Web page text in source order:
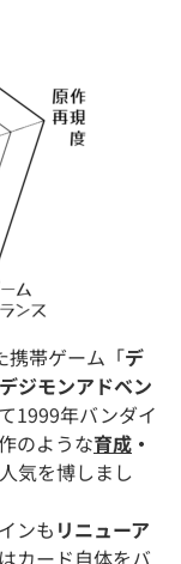
携帯ゲーム「デ
デジモンアドベン
1999年バンダイ
のような育成 ・
気を博しまし
ンも リニューア
カード自体をバ